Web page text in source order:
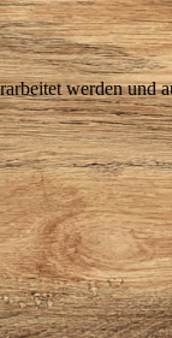
werden